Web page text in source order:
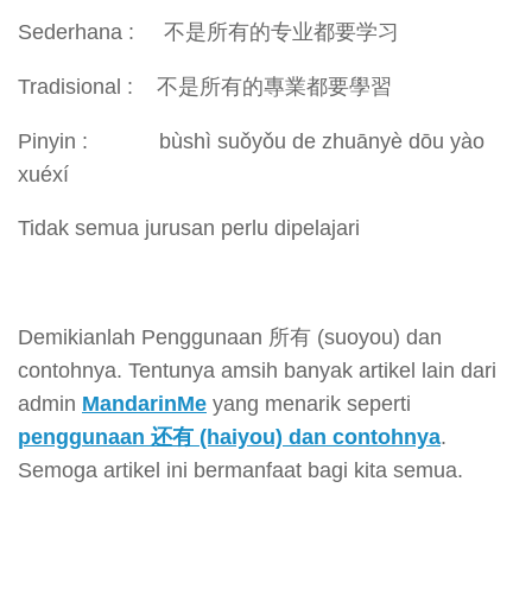
Sederhana : 不是所有的专业都要学习
Tradisional : 不是所有的專業都要學習
Pinyin : bùshì suǒyǒu de zhuānyè dōu yào
xuéxí
Tidak semua jurusan perlu dipelajari
Demikianlah Penggunaan 所有 (suoyou) dan
contohnya. Tentunya amsih banyak artikel lain dari
admin MandarinMe yang menarik seperti
penggunaan 还有 (haiyou) dan contohnya.
Semoga artikel ini bermanfaat bagi kita semua.